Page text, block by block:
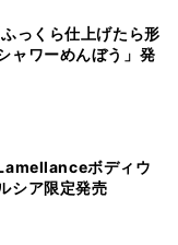
っくら仕上げたら形
ャワーめんぼう」発
ボディウ
シア限定発売